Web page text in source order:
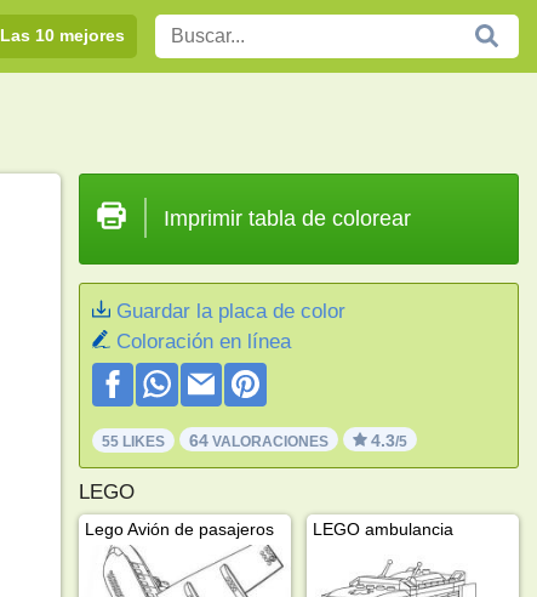
Las 10 mejores
Imprimir tabla de colorear
Guardar la placa de color
Coloración en línea
55 LIKES 64VALORACIONES 4.3/5
LEGO
Lego Avión de pasajeros LEGO ambulancia